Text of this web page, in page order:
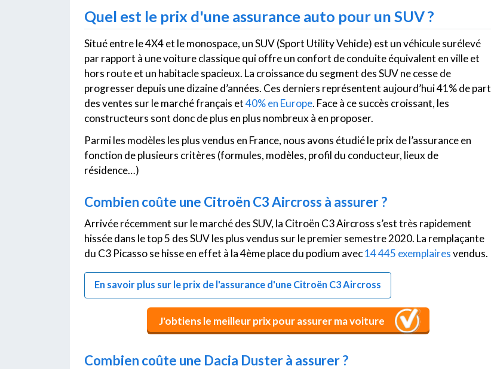
Quel est le prix d'une assurance auto pour un SUV ?
Situé entre le 4X4 et le monospace, un SUV (Sport Utility Vehicle) est un véhicule surélevé
par rapport à une voiture classique qui offre un confort de conduite équivalent en ville et
hors route et un habitacle spacieux. La croissance du segment des SUV ne cesse de
progresser depuis une dizaine d’années. Ces derniers représentent aujourd’hui 41% de part
des ventes sur le marché français et40% en Europe. Face à ce succès croissant, les
constructeurs sont donc de plus en plus nombreux à en proposer.
Parmi les modèles les plus vendus en France, nous avons étudié le prix de l’assurance en
fonction de plusieurs critères (formules, modèles, profil du conducteur, lieux de
résidence…)
Combien coûte une Citroën C3 Aircross à assurer ?
Arrivée récemment sur le marché des SUV, la Citroën C3 Aircross s’est très rapidement
hissée dans le top 5 des SUV les plus vendus sur le premier semestre 2020. La remplaçante
du C3 Picasso se hisse en effet à la 4ème place du podium avec14 445 exemplairesvendus.
En savoir plus sur le prix de l'assurance d'une Citroën C3 Aircross
J'obtiens le meilleur prix pour assurer ma voiture
Combien coûte une Dacia Duster à assurer ?